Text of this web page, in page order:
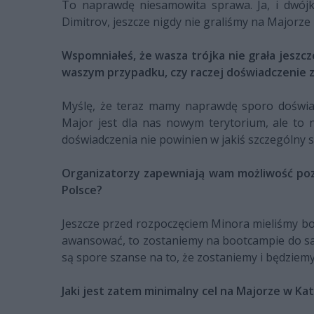
To naprawdę niesamowita sprawa. Ja, i
Dimitrov, jeszcze nigdy nie graliśmy na
Wspomniałeś, że wasza trójka nie grała
waszym przypadku, czy raczej
Myślę, że teraz mamy naprawdę sporo
Major jest dla nas nowym terytorium, ale to
doświadczenia nie powinien w jakiś szczególny
Organizatorzy zapewniają wam możliwość
Polsce?
Jeszcze przed rozpoczęciem Minora mieliśmy
awansować, to zostaniemy na bootcampie do
są spore szanse na to, że zostaniemy i
Jaki jest zatem minimalny cel na Majorze w